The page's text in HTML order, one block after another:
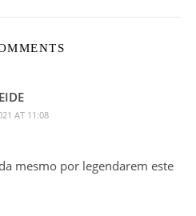
AT 11:08
mesmo por legendarem este